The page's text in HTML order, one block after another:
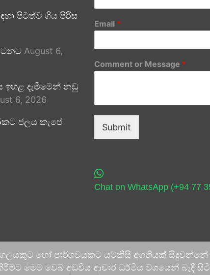
පිටත්ව ගිය පිරිස
August 6,
ඉහළ දැමීමෙන් නඩු
6, 2026
ජලය කැපේ
Email *
Comment or Message *
Submit
Chat on WhatsApp (+94 77
හෝ පාර්ශවයකට යම්කිසි අගතියක් සිදුවන්නේ
වෙබ් අඩවිය ආචාර ධර්මීය වශයෙන් බැඳී සිටී.